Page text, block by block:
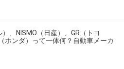
、NISMO（日産）、GR（トヨ
ホンダ）って一体何？自動車メーカ